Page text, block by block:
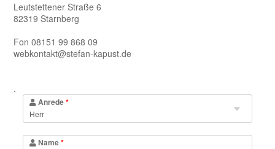
Leutstettener Straße 6
82319 Starnberg
Fon 08151 99 868 09
webkontakt@stefan-kapust.de
.
Anrede*
Name*